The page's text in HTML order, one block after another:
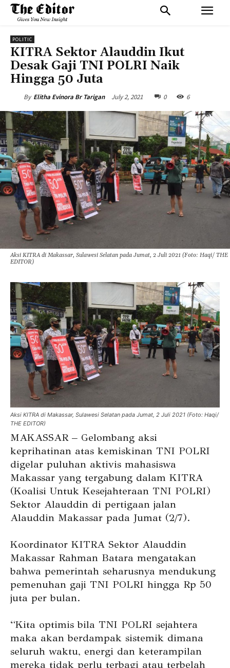
POLITIC
KITRA Sektor Alauddin Ikut
Desak Gaji TNI POLRI Naik
Hingga 50 Juta
By Elitha Evinora Br Tarigan July 2, 2021 0 6
Aksi KITRA di Makassar, Sulawesi Selatan pada Jumat, 2 Juli 2021 (Foto: Haqi/ THE
EDITOR)
Aksi KITRA di Makassar, Sulawesi Selatan pada Jumat, 2 Juli 2021 (Foto: Haqi/
THE EDITOR)
MAKASSAR – Gelombang aksi
keprihatinan atas kemiskinan TNI POLRI
digelar puluhan aktivis mahasiswa
Makassar yang tergabung dalam KITRA
(Koalisi Untuk Kesejahteraan TNI POLRI)
Sektor Alauddin di pertigaan jalan
Alauddin Makassar pada Jumat (2/7).
Koordinator KITRA Sektor Alauddin
Makassar Rahman Batara mengatakan
bahwa pemerintah seharusnya mendukung
pemenuhan gaji TNI POLRI hingga Rp 50
juta per bulan.
“Kita optimis bila TNI POLRI sejahtera
maka akan berdampak sistemik dimana
seluruh waktu, energi dan keterampilan
mereka tidak perlu terbagi atau terbelah